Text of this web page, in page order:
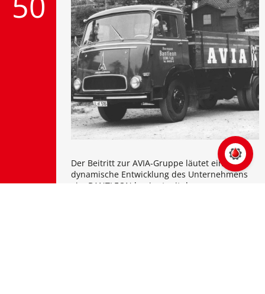
Der Beitritt zur AVIA-Gruppe läutet eine
dynamische Entwicklung des Unternehmens
ein: BANTLEON beginnt mit der